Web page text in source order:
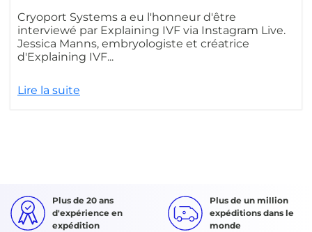
Cryoport Systems a eu l'honneur d'être
interviewé par Explaining IVF via Instagram Live.
Jessica Manns, embryologiste et créatrice
d'Explaining IVF...
Lire la suite
Plus de 20 ans
d'expérience en
expédition
Plus de un million
expéditions dans le
monde